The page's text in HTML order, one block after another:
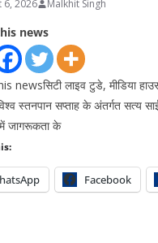
6, 2026 Malkhit Singh
news
newsसिटी लाइव टुडे, मीडिया हाउस
स्तनपान सप्ताह के अंतर्गत सत्य
जागरूकता के
Facebook